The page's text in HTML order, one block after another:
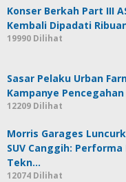
Konser Berkah Part III
Kembali Dipadati
19990 Dilihat
Sasar Pelaku Urban
Kampanye
12209 Dilihat
Morris Garages
SUV Canggih:
Tekn…
12074 Dilihat